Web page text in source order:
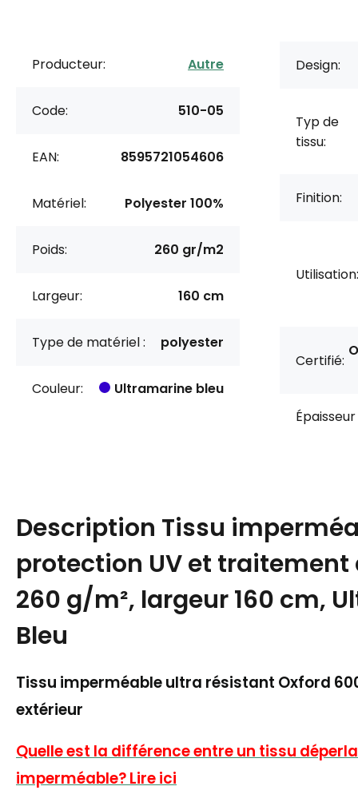
Producteur: Autre
Code: 510-05
EAN: 8595721054606
Matériel: Polyester 100%
Poids: 260 gr/m2
Largeur: 160 cm
Type de matériel : polyester
Couleur: Ultramarine bleu
Design:
Typ de
tissu:
Finition:
Utilisation:
Certifié:
Épaisseur
Description Tissu
protection UV et traitement
260 g/m², largeur 160 cm,
Bleu
Tissu imperméable ultra résistant Oxford
extérieur
Quelle est la différence entre un tissu
imperméable? Lire ici